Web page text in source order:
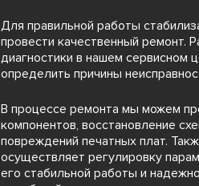
Для правильной работы
провести качественный ремонт.
диагностики в нашем сервисном
определить причины
В процессе ремонта мы можем
компонентов, восстановление
повреждений печатных плат.
осуществляет регулировку
его стабильной работы и